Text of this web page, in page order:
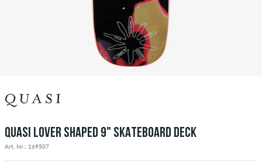
QUASI LOVER SHAPED 9" SKATEBOARD DECK
Art. Nr.: 169507